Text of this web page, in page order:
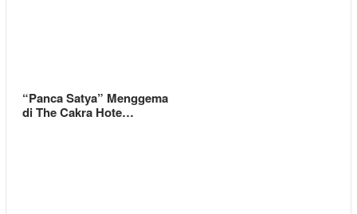
“Panca Satya” Menggema
di The Cakra Hote…